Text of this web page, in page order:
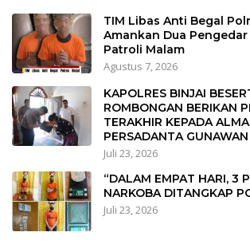
TIM Libas Anti Begal
Amankan Dua
Patroli Malam
Agustus 7, 2026
KAPOLRES BINJAI
ROMBONGAN BERIKAN
TERAKHIR KEPADA
PERSADANTA
Juli 23, 2026
“DALAM EMPAT HARI, 3
NARKOBA DITANGKAP
Juli 23, 2026